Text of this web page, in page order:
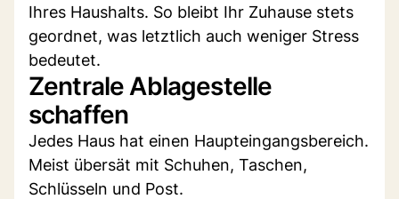
Ihres Haushalts. So bleibt Ihr Zuhause stets
geordnet, was letztlich auch weniger Stress
bedeutet.
Zentrale Ablagestelle
schaffen
Jedes Haus hat einen Haupteingangsbereich.
Meist übersät mit Schuhen, Taschen,
Schlüsseln und Post.